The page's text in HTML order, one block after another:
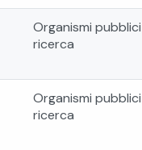
Organismi
ricerca
Organismi
ricerca